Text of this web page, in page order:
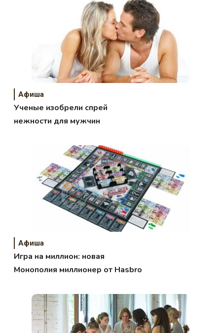
Афиша
Ученые изобрели спрей
нежности для мужчин
Афиша
Игра на миллион: новая
Монополия миллионер от Hasbro